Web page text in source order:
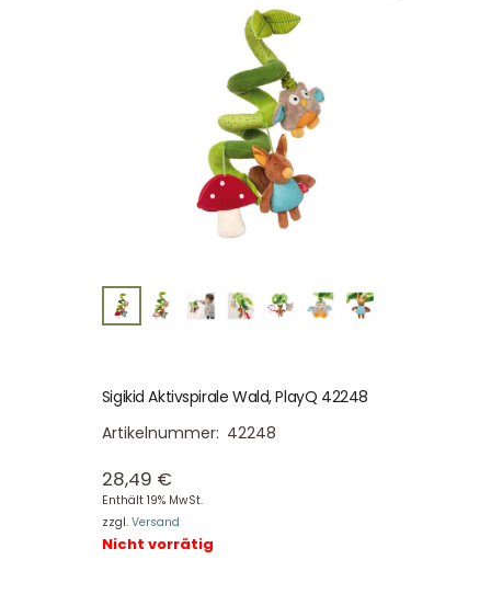
Sigikid Aktivspirale Wald, PlayQ 42248
Artikelnummer: 42248
28,49 €
Enthält 19% MwSt.
zzgl. Versand
Nicht vorrätig